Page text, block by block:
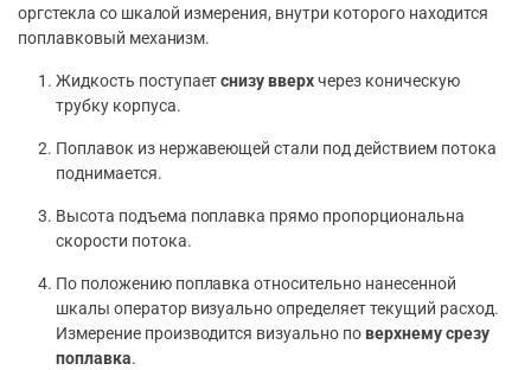
оргстекла со шкалой измерения, внутри которого находится
поплавковый механизм.
Жидкость поступаетснизу вверхчерез коническую
трубку корпуса.
Поплавок из нержавеющей стали под действием потока
поднимается.
Высота подъема поплавка прямо пропорциональна
скорости потока.
По положению поплавка относительно нанесенной
шкалы оператор визуально определяет текущий расход.
Измерение производится визуально по верхнему срезу
поплавка.